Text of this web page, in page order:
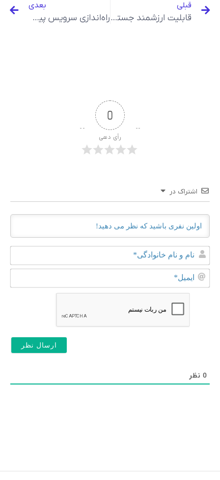
قبلی
قابلیت ارزشمند جستجوی متن مرتبط، در پایگاه کتابخانه دیجیتال نور راه‌اندازی شد.
بعدی
راه‌اندازی سرویس پیشنهاد جستجوی کلمات نورلایب
0
رأی دهی
اشتراک در
نام
0 نظر